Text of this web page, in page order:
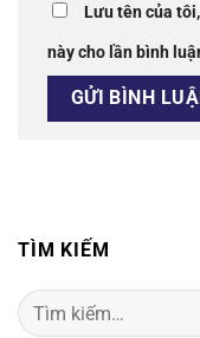
Lưu tên của
này cho lần bình
TÌM KIẾM
Tìm
kiếm: